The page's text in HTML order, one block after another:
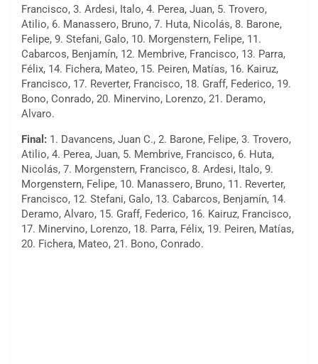
Francisco, 3. Ardesi, Italo, 4. Perea, Juan, 5. Trovero,
Atilio, 6. Manassero, Bruno, 7. Huta, Nicolás, 8. Barone,
Felipe, 9. Stefani, Galo, 10. Morgenstern, Felipe, 11.
Cabarcos, Benjamín, 12. Membrive, Francisco, 13. Parra,
Félix, 14. Fichera, Mateo, 15. Peiren, Matías, 16. Kairuz,
Francisco, 17. Reverter, Francisco, 18. Graff, Federico, 19.
Bono, Conrado, 20. Minervino, Lorenzo, 21. Deramo,
Alvaro.
Final: 1. Davancens, Juan C., 2. Barone, Felipe, 3. Trovero,
Atilio, 4. Perea, Juan, 5. Membrive, Francisco, 6. Huta,
Nicolás, 7. Morgenstern, Francisco, 8. Ardesi, Italo, 9.
Morgenstern, Felipe, 10. Manassero, Bruno, 11. Reverter,
Francisco, 12. Stefani, Galo, 13. Cabarcos, Benjamín, 14.
Deramo, Alvaro, 15. Graff, Federico, 16. Kairuz, Francisco,
17. Minervino, Lorenzo, 18. Parra, Félix, 19. Peiren, Matías,
20. Fichera, Mateo, 21. Bono, Conrado.